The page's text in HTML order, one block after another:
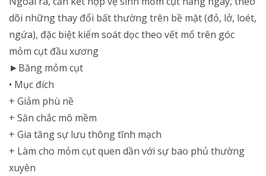
dõi những thay đổi bất thường trên bề mặt (đỏ, lở, loét,
ngứa), đặc biệt kiểm soát dọc theo vết mổ trên góc
mỏm cụt đầu xương
►Băng mỏm cụt
• Mục đích
+ Giảm phù nề
+ Săn chắc mô mềm
+ Gia tăng sự lưu thông tĩnh mạch
+ Làm cho mỏm cụt quen dần với sự bao phủ thường
xuyên